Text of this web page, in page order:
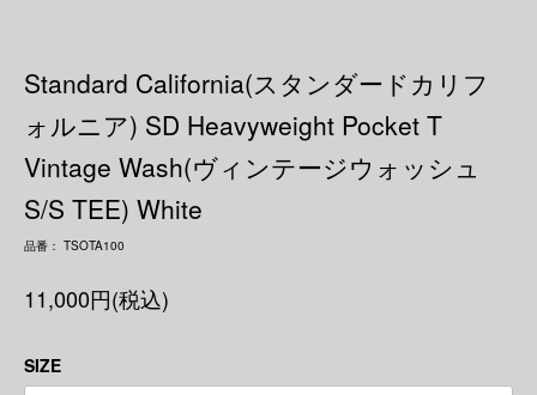
Standard California(スタンダードカリフ
ォルニア) SD Heavyweight Pocket T
Vintage Wash(ヴィンテージウォッシュ
S/S TEE) White
品番： TSOTA100
11,000円(税込)
SIZE